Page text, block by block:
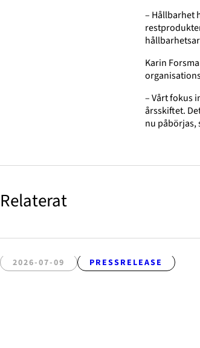
– Hållbarhet
Karin
– Vårt fokus
årsskiftet.
nu påbörjas,
Relaterat
2026-07-09 PRESSRELEASE